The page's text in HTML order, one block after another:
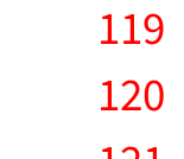
119
120